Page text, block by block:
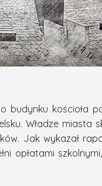
budynku kościoła
Władze miasta
Jak wykazał
opłatami